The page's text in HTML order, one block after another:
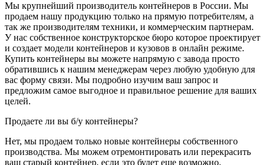
Мы крупнейший производитель контейнеров в России. Мы
продаем нашу продукцию только на прямую потребителям, а
так же производителям техники, и коммерческим партнерам.
У нас собственное конструкторское бюро которое проектирует
и создает модели контейнеров и кузовов в онлайн режиме.
Купить контейнеры вы можете напрямую с завода просто
обратившись к нашим менеджерам через любую удобную для
вас форму связи. Мы подробно изучим ваш запрос и
предложим самое выгодное и правильное решение для ваших
целей.
Продаете ли вы б/у контейнеры?
Нет, мы продаем только новые контейнеры собственного
производства. Мы можем отремонтировать или перекрасить
ваш старый контейнер, если это будет еще возможно.